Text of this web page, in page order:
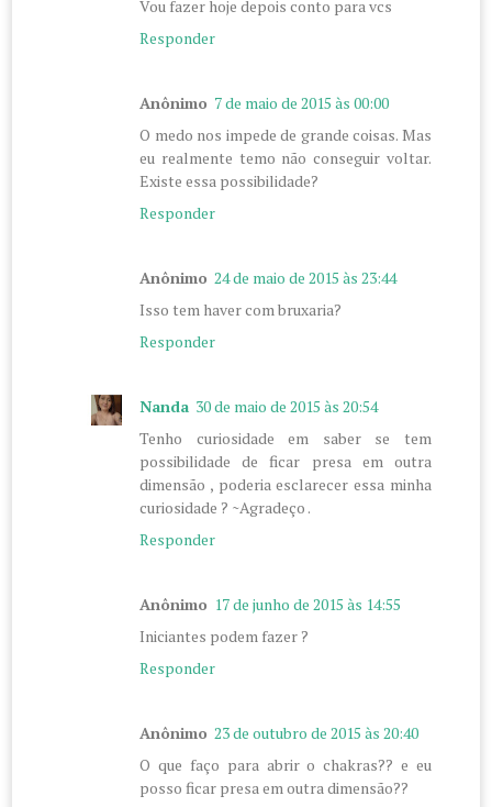
Vou fazer hoje depois conto para vcs
Responder
Anônimo 7 de maio de 2015 às 00:00
O medo nos impede de grande coisas. Mas
eu realmente temo não conseguir voltar.
Existe essa possibilidade?
Responder
Anônimo 24 de maio de 2015 às 23:44
Isso tem haver com bruxaria?
Responder
Nanda 30 de maio de 2015 às 20:54
Tenho curiosidade em saber se tem
possibilidade de ficar presa em outra
dimensão , poderia esclarecer essa minha
curiosidade ? ~Agradeço .
Responder
Anônimo 17 de junho de 2015 às 14:55
Iniciantes podem fazer ?
Responder
Anônimo 23 de outubro de 2015 às 20:40
O que faço para abrir o chakras?? e eu
posso ficar presa em outra dimensão??